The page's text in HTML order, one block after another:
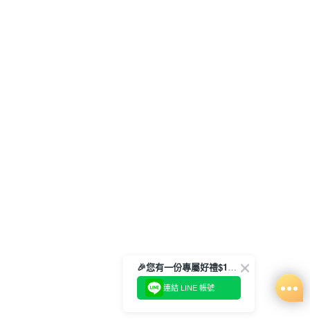
🎉您有一份專屬好禮$100正等著您🎁
連結 LINE 帳號